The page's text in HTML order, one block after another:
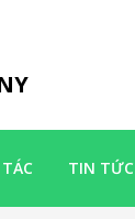
TIN TỨC